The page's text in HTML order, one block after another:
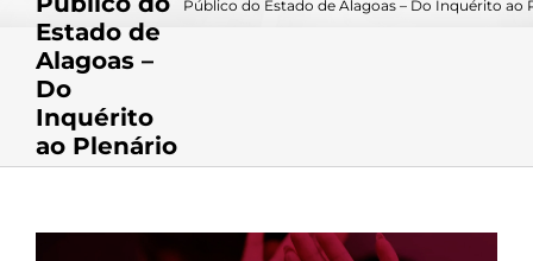
Estado de
Alagoas –
Do
Inquérito
ao Plenário
Público do Estado de Alagoas – Do Inquérito ao